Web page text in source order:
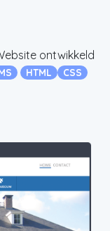
ontwikkeld
HTML
CSS